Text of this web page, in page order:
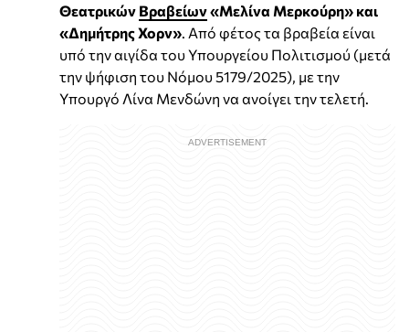
Θεατρικών Βραβείων«Μελίνα Μερκούρη» και
«Δημήτρης Χορν». Από φέτος τα βραβεία είναι
υπό την αιγίδα του Υπουργείου Πολιτισμού (μετά
την ψήφιση του Νόμου 5179/2025), με την
Υπουργό Λίνα Μενδώνη να ανοίγει την τελετή.